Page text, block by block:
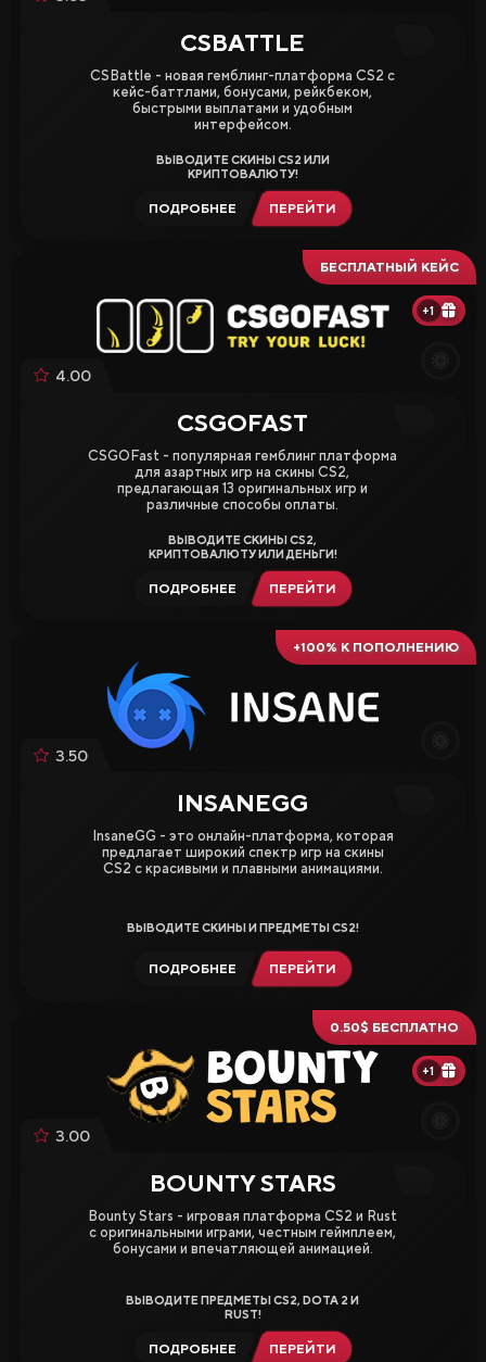
CSBATTLE
CSBattle - новая гемблинг-платформа CS2 с
кейс-баттлами, бонусами, рейкбеком,
быстрыми выплатами и удобным
интерфейсом.
ВЫВОДИТЕ СКИНЫ CS2 ИЛИ
КРИПТОВАЛЮТУ!
ПОДРОБНЕЕ ПЕРЕЙТИ
+1
БЕСПЛАТНЫЙ КЕЙС
4.00
CSGOFAST
CSGOFast - популярная гемблинг платформа
для азартных игр на скины CS2,
предлагающая 13 оригинальных игр и
различные способы оплаты.
ВЫВОДИТЕ СКИНЫ CS2,
КРИПТОВАЛЮТУ ИЛИ ДЕНЬГИ!
ПОДРОБНЕЕ ПЕРЕЙТИ
+100% К ПОПОЛНЕНИЮ
3.50
INSANEGG
InsaneGG - это онлайн-платформа, которая
предлагает широкий спектр игр на скины
CS2 с красивыми и плавными анимациями.
ВЫВОДИТЕ СКИНЫ И ПРЕДМЕТЫ CS2!
ПОДРОБНЕЕ ПЕРЕЙТИ
+1
0.50$ БЕСПЛАТНО
3.00
BOUNTY STARS
Bounty Stars - игровая платформа CS2 и Rust
с оригинальными играми, честным геймплеем,
бонусами и впечатляющей анимацией.
ВЫВОДИТЕ ПРЕДМЕТЫ CS2, DOTA 2 И
RUST!
ПОДРОБНЕЕ ПЕРЕЙТИ